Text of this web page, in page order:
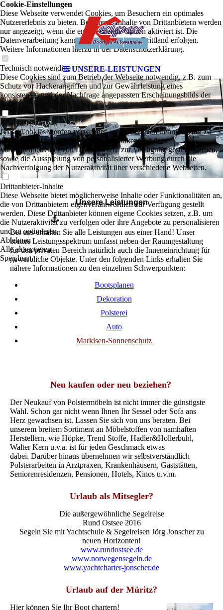
UNSERE-LEISTUNGEN
Unsere Leistungen
Bei uns erhalten Sie alle Leistungen aus einer Hand! Unser
breites Leistungsspektrum umfasst neben der Raumgestaltung
für den privaten Bereich natürlich auch die Inneneinrichtung für
gewerbliche Objekte. Unter den folgenden Links erhalten Sie
nähere Informationen zu den einzelnen Schwerpunkten:
Bootsplanen
Dekoration
Polsterei
Auto
Markisen-Sonnenschutz
Neu kaufen oder neu beziehen?
Der Neukauf von Polstermöbeln ist nicht immer die günstigste
Wahl. Schon gar nicht wenn Ihnen Ihr Sessel oder Sofa ans
Herz gewachsen ist. Lassen Sie sich von uns beraten. Bei
unserem breitem Sortiment an Möbelstoffen von namhaften
Herstellern, wie Höpke, Trend Stoffe, Hadler&Hollerbuhl,
Walter Kern u.v.a. ist für jeden Geschmack etwas
dabei. Darüber hinaus übernehmen wir selbstverständlich
Polsterarbeiten in Arztpraxen, Krankenhäusern, Gaststätten,
Seniorenresidenzen, Pensionen, Hotels, Kinos u.v.m.
Urlaub als Mitsegler?
Die außergewöhnliche Segelreise
Rund Ostsee 2016
Segeln Sie mit Yachtschule & Segelreisen Jörg Jonscher zu
neuen Horizonten!
www.rundostsee.de
www.norwegensegeln.de
www.yachtcharter-jonscher.de
Urlaub auf der Müritz?
Hier können Sie Ihr Boot chartern!
Cookie-Einstellungen
Diese Webseite verwendet Cookies, um Besuchern ein optimales
Nutzererlebnis zu bieten. Bestimmte Inhalte von Drittanbietern werden
nur angezeigt, wenn die entsprechende Option aktiviert ist. Die
Datenverarbeitung kann dann auch in einem Drittland erfolgen.
Weitere Informationen hierzu in der Datenschutzerklärung.
Technisch notwendige
Diese Cookies sind zum Betrieb der Webseite notwendig, z.B. zum
Schutz vor Hackerangriffen und zur Gewährleistung eines
konsistenten und der Nachfrage angepassten Erscheinungsbilds der
Seite.
Analytische
Diese Cookies werden verwendet, um das Nutzererlebnis weiter zu
optimieren. Hierunter fallen auch Statistiken, die dem
Webseitenbetreiber von Drittanbietern zur Verfügung gestellt werden,
sowie die Ausspielung von personalisierter Werbung durch die
Nachverfolgung der Nutzeraktivität über verschiedene Webseiten.
Drittanbieter-Inhalte
Diese Webseite bietet möglicherweise Inhalte oder Funktionalitäten an,
die von Drittanbietern eigenverantwortlich zur Verfügung gestellt
werden. Diese Drittanbieter können eigene Cookies setzen, z.B. um
die Nutzeraktivität zu verfolgen oder ihre Angebote zu personalisieren
und zu optimieren.
Ablehnen
Alle akzeptieren
Speichern